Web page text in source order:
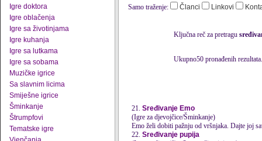
Igre doktora
Igre oblačenja
Igre sa životinjama
Igre kuhanja
Igre sa lutkama
Igre sa sobama
Muzičke igrice
Sa slavnim licima
Smiješne igrice
Šminkanje
Štrumpfovi
Tematske igre
Samo traženje: Članci Linkovi
Ključna reč za pretragu
Ukupno50 pronađenih rezultata.
21. Sređivanje Emo
(Igre za djevojčice/Šminkanje)
Emo želi dobiti pažnju od vršnjaka. Dajte joj
22. Sređivanje pupija